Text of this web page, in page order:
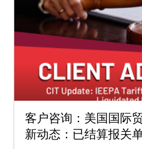
客户咨询：美国国际
新动态：已结算报关